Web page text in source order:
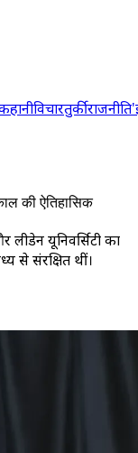
विचारतुर्कीराजनीति
की ऐतिहासिक
यूनिवर्सिटी का
से संरक्षित थीं।